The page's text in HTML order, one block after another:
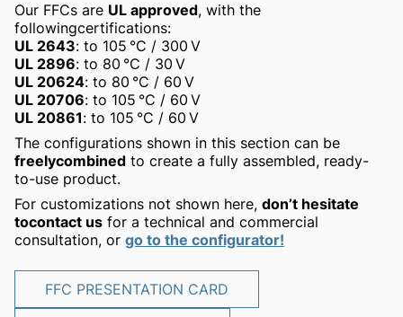
Our FFCs are UL approved, with the
followingcertifications:
UL 2643: to 105 °C / 300 V
UL 2896: to 80 °C / 30 V
UL 20624: to 80 °C / 60 V
UL 20706: to 105 °C / 60 V
UL 20861: to 105 °C / 60 V
The configurations shown in this section can be
freelycombined to create a fully assembled, ready-
to-use product.
For customizations not shown here, don’t hesitate
tocontact us for a technical and commercial
consultation, or go to the configurator!
FFC PRESENTATION CARD